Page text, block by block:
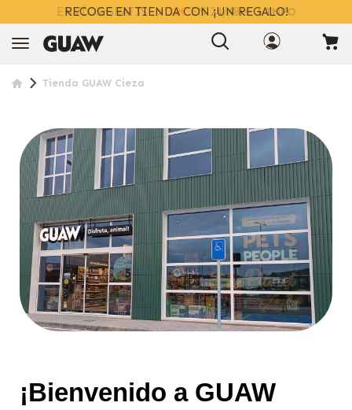
ENVÍOS GRATIS > 39€EN 24/48H+ INFO
Tienda GUAW Cieza
¡Bienvenido a GUAW